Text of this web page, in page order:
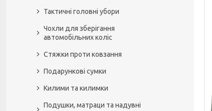
Тактичні головні убори
Чохли для зберігання
автомобільних коліс
Стяжки проти ковзання
Подарункові сумки
Килими та килимки
Подушки, матраци та надувні